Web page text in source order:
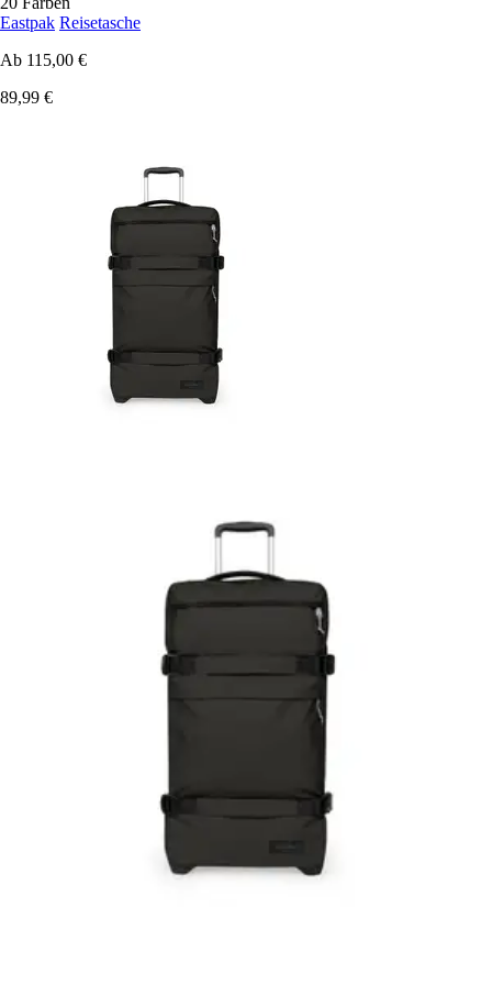
Eastpak Reisetasche
Ab 115,00 €
89,99 €